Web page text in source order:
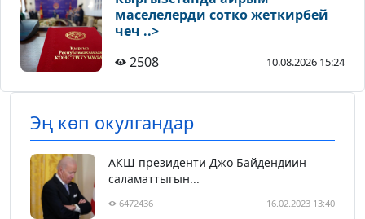
маселелерди сотко жеткирбей
чеч ..>
2508
10.08.2026 15:24
Эң көп окулгандар
АКШ президенти Джо Байдендиин
саламаттыгын...
6472436 16.02.2023 13:40